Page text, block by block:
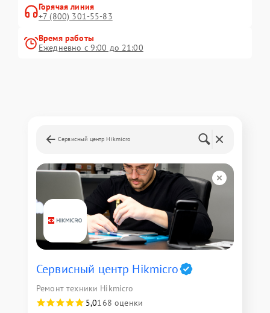
Горячая линия
+7 (800) 301-55-83
Время работы
Ежедневно с 9:00 до 21:00
Сервисный центр Hikmicro
Сервисный центр Hikmicro
Ремонт техники Hikmicro
5,0168 оценки